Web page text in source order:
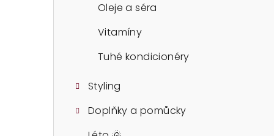
Oleje a séra
Vitamíny
Tuhé kondicionéry
Styling
Doplňky a pomůcky